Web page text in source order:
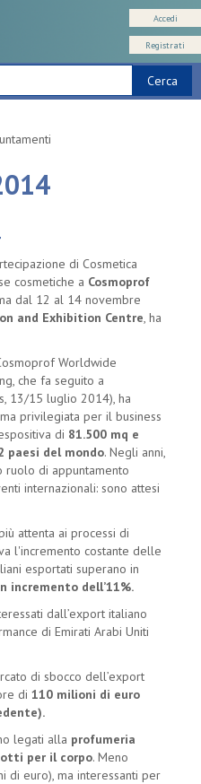
Cerca
Accedi
Registrati
di Cosmetica
cosmetiche a Cosmoprof
dal 12 al 14 novembre
and Exhibition Centre, ha
Worldwide
che fa seguito a
13/15 luglio 2014), ha
privilegiata per il business
di 81.500 mq e
paesi del mondo. Negli anni,
ruolo di appuntamento
internazionali: sono attesi
attenta ai processi di
l'incremento costante delle
esportati superano in
incremento dell’11%.
dall’export italiano
di Emirati Arabi Uniti
di sbocco dell’export
di 110 milioni di euro
legati alla profumeria
per il corpo. Meno
di euro), ma interessanti per